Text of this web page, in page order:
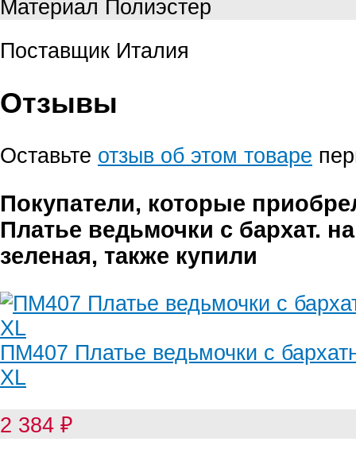
Материал Полиэстер
Поставщик Италия
Отзывы
Оставьте отзыв об этом товаре
Покупатели, которые
Платье ведьмочки с бархат.
зеленая, также купили
ПМ407 Платье ведьмочки с
XL
2 384 ₽